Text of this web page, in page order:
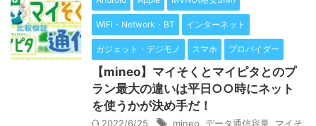
WiFi・Network・BT インターネット
ガジェット・デジモノ スマホ プロバイダー
【mineo】マイそくとマイピタとのプ
ラン最大の違いは平日○○時にネット
を使うかが決め手だ！
2022/6/25 mineo データ通信容量 マイそ